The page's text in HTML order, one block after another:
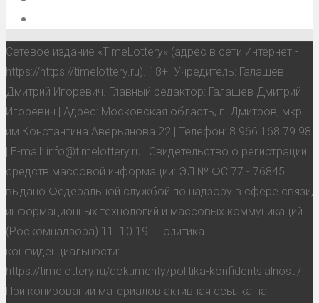
Сетевое издание «TimeLottery» (адрес в сети Интернет -
https://https://timelottery.ru). 18+. Учредитель: Галашев
Дмитрий Игоревич. Главный редактор: Галашев Дмитрий
Игоревич | Адрес: Московская область, г. Дмитров, мкр.
им Константина Аверьянова 22 | Телефон: 8 966 168 79 98
| E-mail: info@timelottery.ru | Свидетельство о регистрации
средств массовой информации: ЭЛ № ФС 77 - 76845
выдано Федеральной службой по надзору в сфере связи,
информационных технологий и массовых коммуникаций
(Роскомнадзора) 11. 10.19 | Политика
конфиденциальности:
https://timelottery.ru/dokumenty/politika-konfidentsialnosti/
При копировании материалов активная ссылка на